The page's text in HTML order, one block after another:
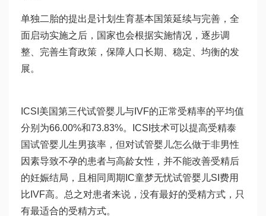
单独二胎的提出是计划生育基本国策延续与完善，全
面启动实施之后，国家也会根据实施情况，逐步调
整、完善生育政策，保障人口长期、稳定、均衡的发
展。
ICSI美国第三代试管婴儿与IVF的正常受精率的平均值
分别为66.00%和73.83%。ICSI技术可以提高受精泰
国试管婴儿生男孩率，但对试管婴儿怎么做于非男性
因素导致不孕的患者与高龄女性，并不能改善受精后
的妊娠结局，且相同周期IC童梦无忧试管婴儿SI费用
比IVF高。总之对患者来说，没有最好的受精方式，只
有最适合的受精方式。